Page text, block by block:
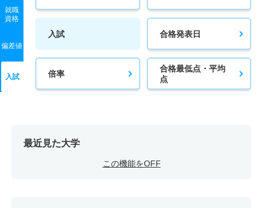
就職
資格
偏差値
入試
入試 合格発表日
倍率
合格最低点・平均
点
最近見た大学
この機能をOFF